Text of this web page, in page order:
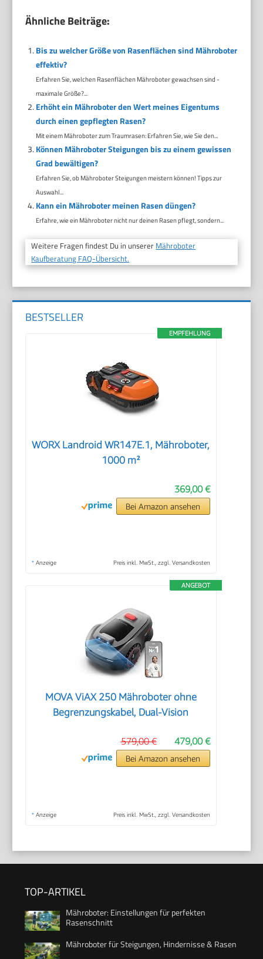
Ähnliche Beiträge:
Bis zu welcher Größe von Rasenflächen sind Mähroboter
effektiv?
Erfahren Sie, welchen Rasenflächen Mähroboter gewachsen sind -
maximale Größe?...
Erhöht ein Mähroboter den Wert meines Eigentums
durch einen gepflegten Rasen?
Mit einem Mähroboter zum Traumrasen: Erfahren Sie, wie Sie den...
Können Mähroboter Steigungen bis zu einem gewissen
Grad bewältigen?
Erfahren Sie, ob Mähroboter Steigungen meistern können! Tipps zur
Auswahl...
Kann ein Mähroboter meinen Rasen düngen?
Erfahre, wie ein Mähroboter nicht nur deinen Rasen pflegt, sondern...
Weitere Fragen findest Du in unserer Mähroboter
Kaufberatung FAQ-Übersicht.
BESTSELLER
EMPFEHLUNG
WORX Landroid WR147E.1, Mähroboter,
1000 m²
369,00 €
Bei Amazon ansehen
* Anzeige Preis inkl. MwSt., zzgl. Versandkosten
ANGEBOT
MOVA ViAX 250 Mähroboter ohne
Begrenzungskabel, Dual-Vision
479,00 €
579,00 €
Bei Amazon ansehen
* Anzeige Preis inkl. MwSt., zzgl. Versandkosten
TOP-ARTIKEL
Mähroboter: Einstellungen für perfekten
Rasenschnitt
Mähroboter für Steigungen, Hindernisse & Rasen